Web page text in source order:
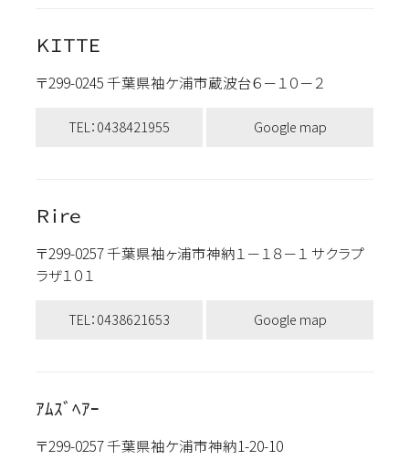
ＫＩＴＴＥ
〒299-0245 千葉県袖ケ浦市蔵波台６－１０－２
TEL：0438421955 Google map
Ｒｉｒｅ
〒299-0257 千葉県袖ヶ浦市神納１－１８－１ サクラプ
ラザ１０１
TEL：0438621653 Google map
ｱﾑｽﾞﾍｱｰ
〒299-0257 千葉県袖ケ浦市神納1-20-10